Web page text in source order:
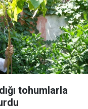
tohumlarla